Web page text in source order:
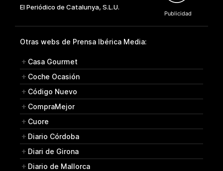
Otras webs de Prensa Ibérica Media:
Casa Gourmet
Coche Ocasión
Código Nuevo
CompraMejor
Cuore
Diario Córdoba
Diari de Girona
Diario de Mallorca